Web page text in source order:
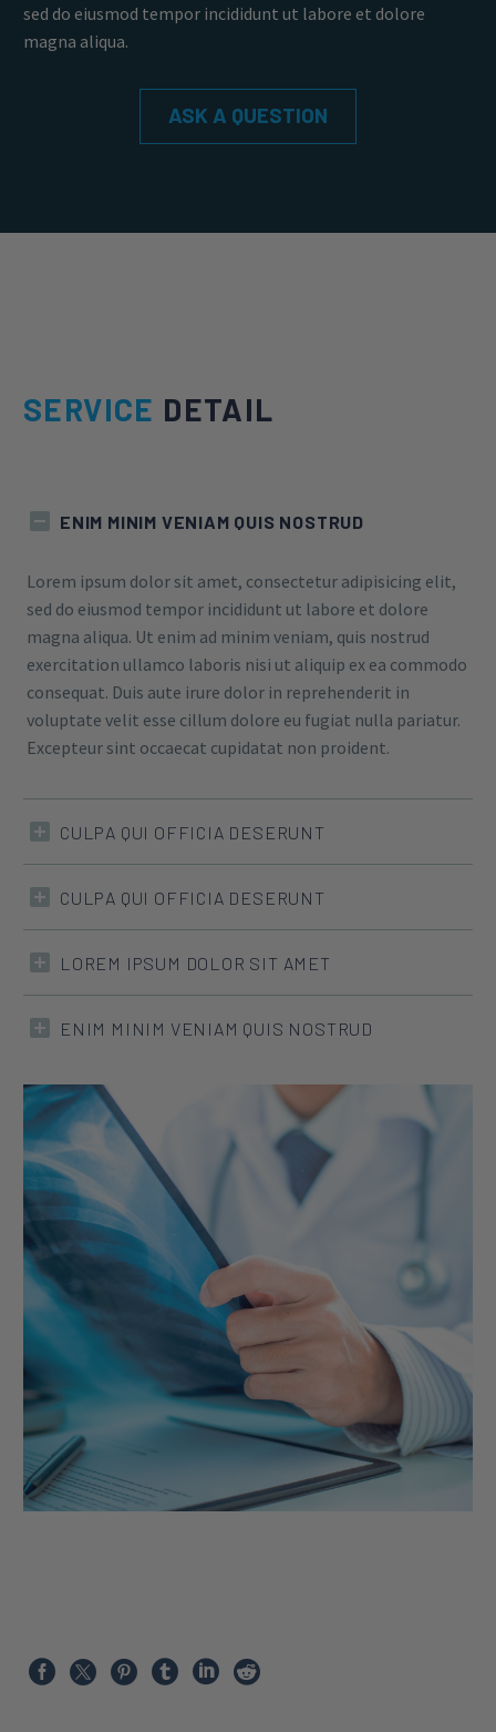
sed do eiusmod tempor incididunt ut labore et dolore
magna aliqua.
ASK A QUESTION
SERVICE DETAIL
ENIM MINIM VENIAM QUIS NOSTRUD
Lorem ipsum dolor sit amet, consectetur adipisicing elit,
sed do eiusmod tempor incididunt ut labore et dolore
magna aliqua. Ut enim ad minim veniam, quis nostrud
exercitation ullamco laboris nisi ut aliquip ex ea commodo
consequat. Duis aute irure dolor in reprehenderit in
voluptate velit esse cillum dolore eu fugiat nulla pariatur.
Excepteur sint occaecat cupidatat non proident.
CULPA QUI OFFICIA DESERUNT
CULPA QUI OFFICIA DESERUNT
LOREM IPSUM DOLOR SIT AMET
ENIM MINIM VENIAM QUIS NOSTRUD